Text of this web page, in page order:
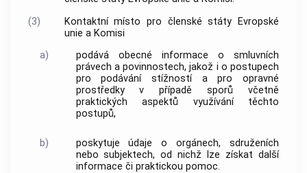
(3)
Kontaktní místo pro členské státy Evropské
unie a Komisi
a)
podává obecné informace o smluvních
právech a povinnostech, jakož i o postupech
pro podávání stížností a pro opravné
prostředky v případě sporů včetně
praktických aspektů využívání těchto
postupů,
b)
poskytuje údaje o orgánech, sdruženích
nebo subjektech, od nichž lze získat další
informace či praktickou pomoc.